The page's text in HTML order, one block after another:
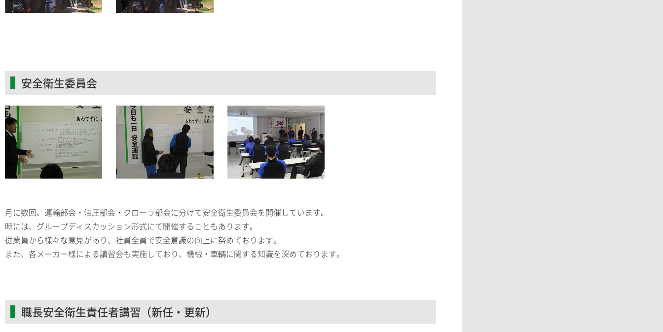
安全衛生委員会
月に数回、運輸部会・油圧部会・クローラ部会に分けて安全衛生委員会を開催しています。
時には、グループディスカッション形式にて開催することもあります。
従業員から様々な意見があり、社員全員で安全意識の向上に努めております。
また、各メーカー様による講習会も実施しており、機械・車輌に関する知識を深めております。
職長安全衛生責任者講習（新任・更新）